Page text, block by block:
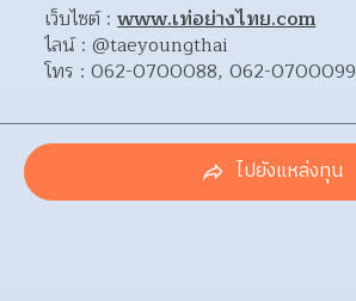
เว็บไซต์ : www.เท่อย่างไทย.com
ไลน์ : @taeyoungthai
โทร : 062-0700088, 062-0700099
ไปยังแหล่งทุน